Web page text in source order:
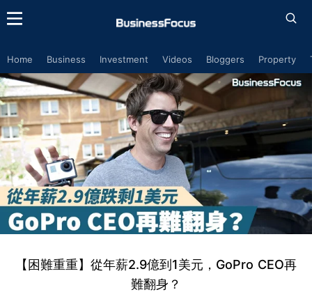
Home Business Investment Videos Bloggers Property
【困難重重】從年薪2.9億到1美元，GoPro CEO再
難翻身？